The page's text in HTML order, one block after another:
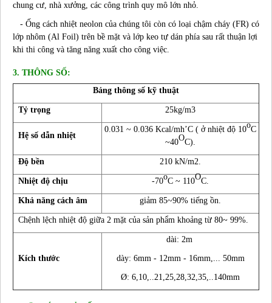
chung cư, nhà xưởng, các công trình quy mô lớn nhỏ.
- Ống cách nhiệt neolon của chúng tôi còn có loại chậm cháy (FR) có
lớp nhôm (Al Foil) trên bề mặt và lớp keo tự dán phía sau rất thuận lợi
khi thi công và tăng năng xuất cho công việc.
3. THÔNG SỐ:
Bảng thông số kỹ thuật
Tỷ trọng 25kg/m3
Hệ số dẫn nhiệt
0.031 ~ 0.036 Kcal/mh’C ( ở nhiệt độ 10oC
~40OC).
Độ bền 210 kN/m2.
Nhiệt độ chịu -70oC ~ 110OC.
Khả năng cách âm giảm 85~90% tiếng ồn.
Chệnh lệch nhiệt độ giữa 2 mặt của sản phẩm khoảng từ 80~ 99%.
Kích thước
dài: 2m
dày: 6mm - 12mm - 16mm,... 50mm
Ø: 6,10,..21,25,28,32,35,..140mm